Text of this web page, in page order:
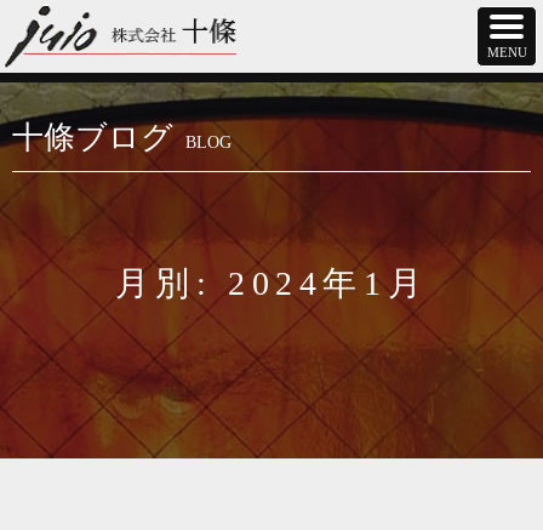
十條ブログ BLOG
月別: 2024年1月